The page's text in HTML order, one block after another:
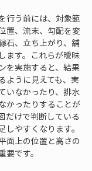
行う前には、対象範
置、流末、勾配を変
石、立ち上がり、舗
ます。これらが曖昧
を実施すると、結果
ように見えても、実
いなかったり、排水
かったりすることが
だけで判断している
やすくなります。
面上の位置と高さの
です。